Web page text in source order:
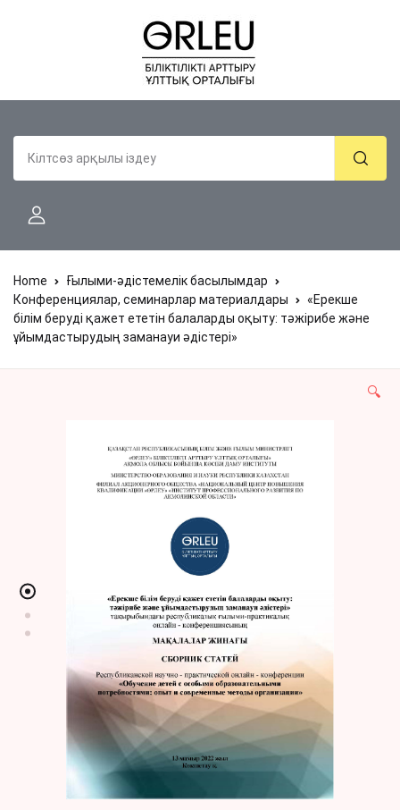
Home
Ғылыми-әдістемелік басылымдар
Конференциялар, семинарлар материалдары
«Ерекше
білім беруді қажет ететін балаларды оқыту: тəжірибе жəне
ұйымдастырудың заманауи əдістері»
🔍